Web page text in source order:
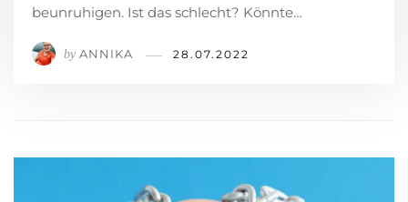
beunruhigen. Ist das schlecht? Könnte…
by ANNIKA 28.07.2022